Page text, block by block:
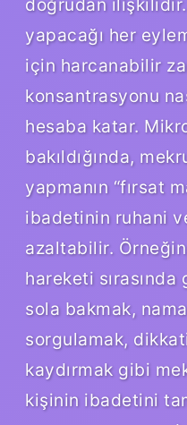
yapacağı her
için harcanabilir
konsantrasyonu
hesaba katar.
bakıldığında,
yapmanın “fırsat
ibadetinin ruhani
azaltabilir.
hareketi
sola bakmak,
sorgulamak,
kaydırmak gibi
kişinin ibadetini